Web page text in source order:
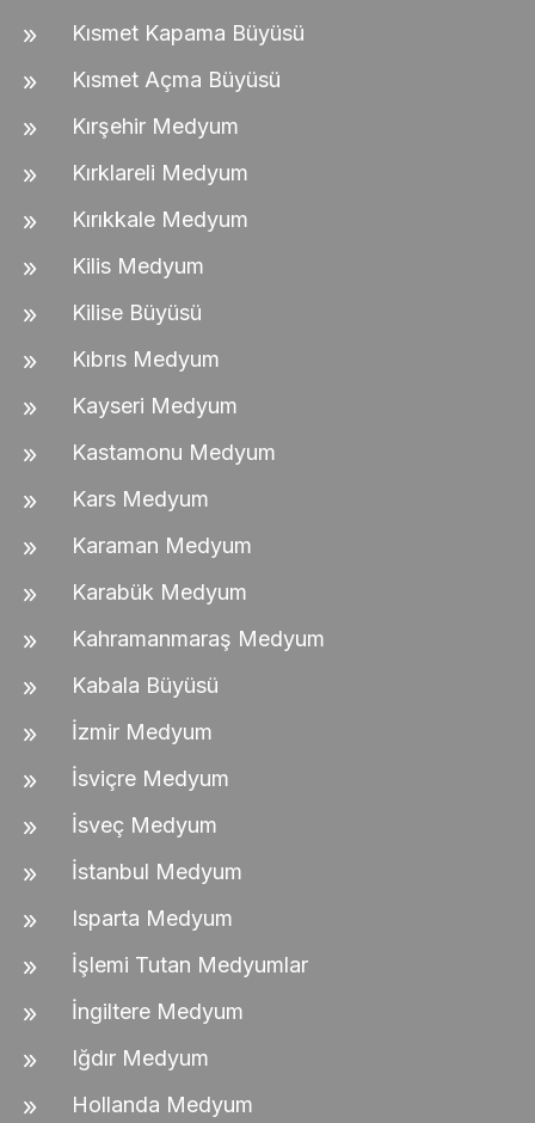
Kısmet Kapama Büyüsü
Kısmet Açma Büyüsü
Kırşehir Medyum
Kırklareli Medyum
Kırıkkale Medyum
Kilis Medyum
Kilise Büyüsü
Kıbrıs Medyum
Kayseri Medyum
Kastamonu Medyum
Kars Medyum
Karaman Medyum
Karabük Medyum
Kahramanmaraş Medyum
Kabala Büyüsü
İzmir Medyum
İsviçre Medyum
İsveç Medyum
İstanbul Medyum
Isparta Medyum
İşlemi Tutan Medyumlar
İngiltere Medyum
Iğdır Medyum
Hollanda Medyum